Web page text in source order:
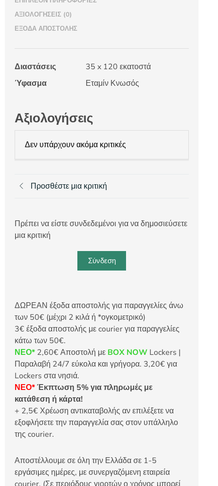
ΑΞΙΟΛΟΓΉΣΕΙΣ (0)
ΈΞΟΔΑ ΑΠΟΣΤΟΛΉΣ
Διαστάσεις
35 x 120 εκατοστά
Ύφασμα
Εταμίν Κνωσός
Αξιολογήσεις
Δεν υπάρχουν ακόμα κριτικές
Προσθέστε μια κριτική
Πρέπει να είστε συνδεδεμένοι για να δημοσιεύσετε
μια κριτική
Σύνδεση
ΔΩΡΕΑΝ έξοδα αποστολής για παραγγελίες άνω
των 50€ (μέχρι 2 κιλά ή *ογκομετρικό)
3€ έξοδα αποστολής με courier για παραγγελίες
κάτω των 50€.
ΝΕΟ* 2,60€ Αποστολή με BOX NOW Lockers |
Παραλαβή 24/7 εύκολα και γρήγορα. 3,20€ για
Lockers στα νησιά.
ΝΕΟ*Έκπτωση 5% για πληρωμές με
κατάθεση ή κάρτα!
+ 2,5€ Χρέωση αντικαταβολής αν επιλέξετε να
εξοφλήσετε την παραγγελία σας στον υπάλληλο
της courier.
Αποστέλλουμε σε όλη την Ελλάδα σε 1-5
εργάσιμες ημέρες, με συνεργαζόμενη εταιρεία